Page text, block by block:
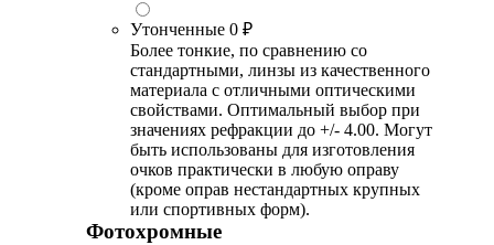
Утонченные 0 ₽
Более тонкие, по сравнению со
стандартными, линзы из качественного
материала с отличными оптическими
свойствами. Оптимальный выбор при
значениях рефракции до +/- 4.00. Могут
быть использованы для изготовления
очков практически в любую оправу
(кроме оправ нестандартных крупных
или спортивных форм).
Фотохромные